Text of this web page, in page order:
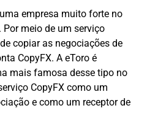
empresa muito forte no
meio de um serviço
copiar as negociações de
CopyFX. A eToro é
mais famosa desse tipo no
CopyFX como um
e como um receptor de